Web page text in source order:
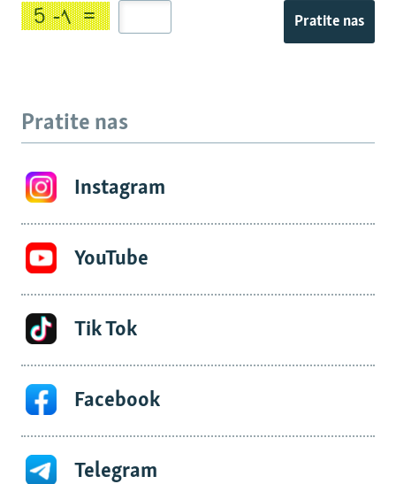
Pratite nas
Pratite nas
Instagram
YouTube
Tik Tok
Facebook
Telegram